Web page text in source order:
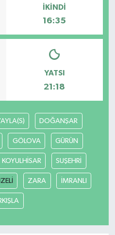
İKINDI
16:35
YATSI
21:18
DOĞANŞAR
GÖLOVA GÜRÜN
KOYULHİSAR SUŞEHRİ
ZARA İMRANLI